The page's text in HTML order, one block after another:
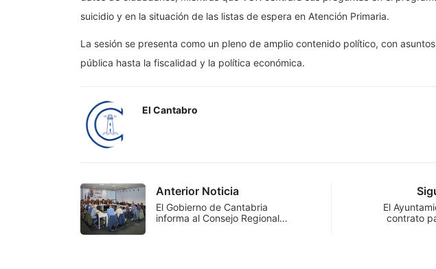
suicidio y en la situación de las listas de espera en Atención Primaria.
La sesión se presenta como un pleno de amplio contenido político, con
pública hasta la fiscalidad y la política económica.
El Cantabro
Anterior Noticia
El Gobierno de Cantabria
informa al Consejo Regional…
El
contrato